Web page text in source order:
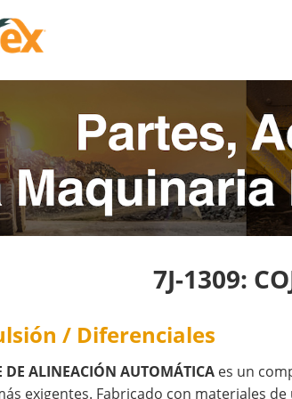
7J-1309:
/ Diferenciales
DE ALINEACIÓN AUTOMÁTICA es un
exigentes. Fabricado con materiales